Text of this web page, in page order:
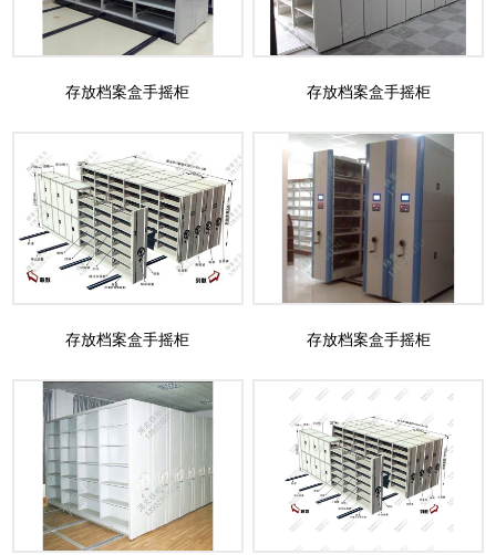
存放档案盒手摇柜 存放档案盒手摇柜
存放档案盒手摇柜 存放档案盒手摇柜